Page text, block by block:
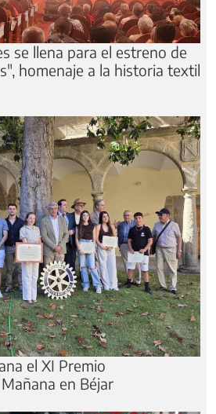
se llena para el estreno de
homenaje a la historia textil
el XI Premio
en Béjar